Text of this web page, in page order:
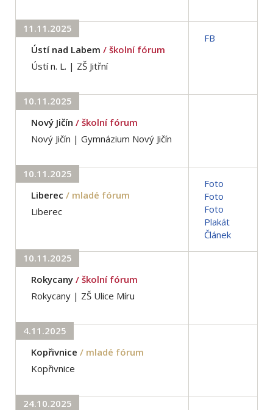
11.11.2025
Ústí nad Labem / školní fórum
Ústí n. L. | ZŠ Jitřní
FB
10.11.2025
Nový Jičín / školní fórum
Nový Jičín | Gymnázium Nový Jičín
10.11.2025
Liberec / mladé fórum
Liberec
Foto
Foto
Foto
Plakát
Článek
10.11.2025
Rokycany / školní fórum
Rokycany | ZŠ Ulice Míru
4.11.2025
Kopřivnice / mladé fórum
Kopřivnice
24.10.2025